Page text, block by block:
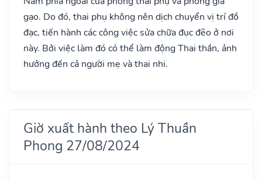
gạo. Do đó, thai phụ không nên dịch chuyển vị trí đồ
đạc, tiến hành các công việc sửa chữa đục đẽo ở nơi
này. Bởi việc làm đó có thể làm động Thai thần, ảnh
hưởng đến cả người mẹ và thai nhi.
Giờ xuất hành theo Lý Thuần
Phong 27/08/2024